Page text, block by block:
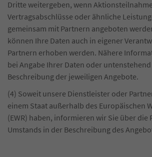
Dritte weitergeben, wenn
Vertragsabschlüsse oder ähnliche
gemeinsam mit Partnern angeboten
können Ihre Daten auch in eigener
Partnern erhoben werden. Nähere
bei Angabe Ihrer Daten oder
Beschreibung der jeweiligen Angebote.
(4) Soweit unsere Dienstleister oder
einem Staat außerhalb des Europäischen
(EWR) haben, informieren wir Sie über die
Umstands in der Beschreibung des